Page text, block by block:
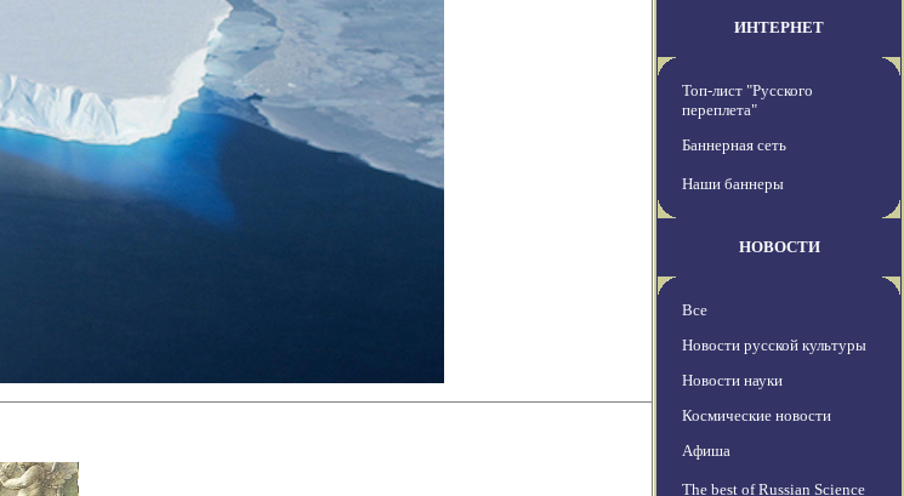
ИНТЕРНЕТ
Топ-лист "Русского
переплета"
Баннерная сеть
Наши баннеры
НОВОСТИ
Все
Новости русской культуры
Новости науки
Космические новости
Афиша
The best of Russian Science